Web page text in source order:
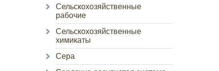
Сельскохозяйственные
рабочие
Сельскохозяйственные
химикаты
Сера